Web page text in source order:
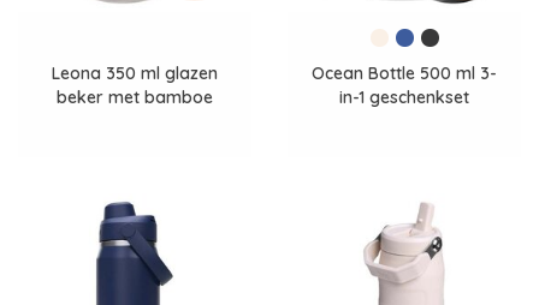
Leona 350 ml glazen
beker met bamboe
Ocean Bottle 500 ml 3-
in-1 geschenkset